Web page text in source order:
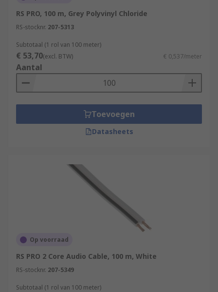
RS PRO, 100 m, Grey Polyvinyl Chloride
RS-stocknr. 207-5313
Subtotaal (1 rol van 100 meter)
€ 53,70(excl. BTW) € 0,537/meter
Aantal
Toevoegen
Datasheets
Op voorraad
RS PRO 2 Core Audio Cable, 100 m, White
RS-stocknr. 207-5349
Subtotaal (1 rol van 100 meter)